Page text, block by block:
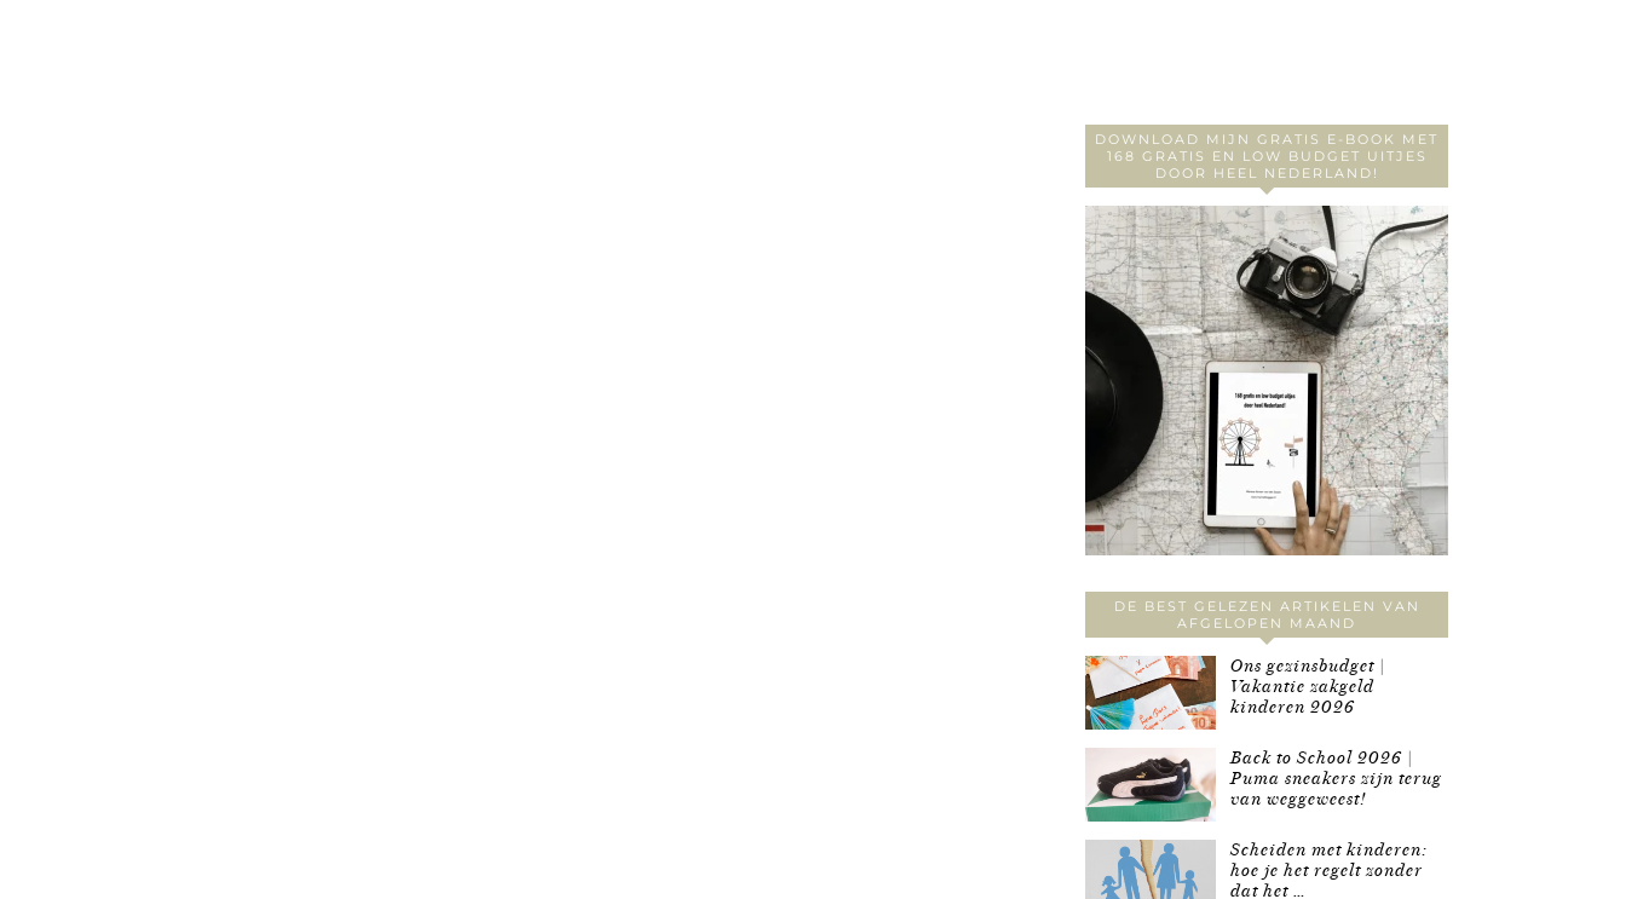
DOWNLOAD MIJN GRATIS E-BOOK MET
168 GRATIS EN LOW BUDGET UITJES
DOOR HEEL NEDERLAND!
DE BEST GELEZEN ARTIKELEN VAN
AFGELOPEN MAAND
Ons gezinsbudget |
Vakantie zakgeld
kinderen 2026
Back to School 2026 |
Puma sneakers zijn terug
van weggeweest!
Scheiden met kinderen:
hoe je het regelt zonder
dat het …